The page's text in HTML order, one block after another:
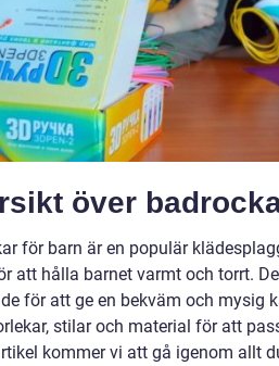
över
för barn är en populär
att hålla barnet varmt och torrt.
för att ge en bekväm och mysig
stilar och material för att
kommer vi att gå igenom allt